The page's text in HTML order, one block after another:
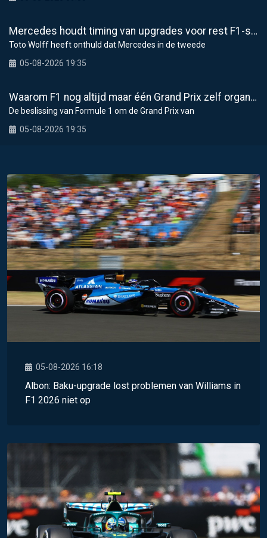
Mercedes houdt timing van upgrades voor rest F1-seizoen 2026 nauwlettend in de gaten
Toto Wolff heeft onthuld dat Mercedes in de tweede
05-08-2026 19:35
Waarom F1 nog altijd maar één Grand Prix zelf organiseert
De beslissing van Formule 1 om de Grand Prix van
05-08-2026 19:35
05-08-2026 16:18
Albon: Baku-upgrade lost problemen van Williams in
F1 2026 niet op